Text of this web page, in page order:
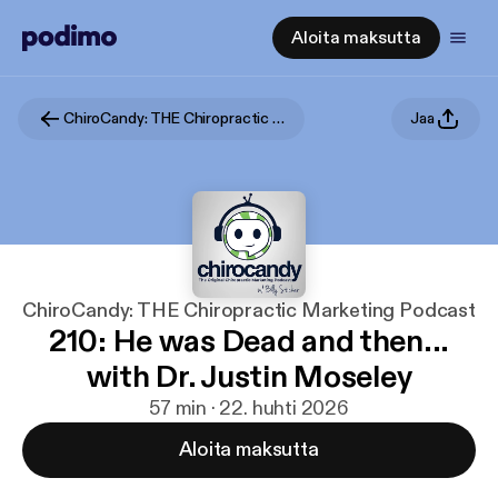
Aloita maksutta
ChiroCandy: THE Chiropractic Marketing Podcast Jaa
ChiroCandy: THE Chiropractic Marketing Podcast
210: He was Dead and then...
with Dr. Justin Moseley
57 min · 22. huhti 2026
Aloita maksutta